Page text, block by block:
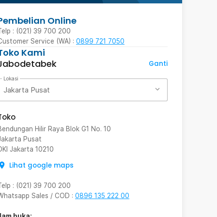
Online
: (021) 39 700 200
Service (WA) : 0899 721 7050
Kami
Ganti
Lokasi
Jakarta Pusat
Hilir Raya Blok G1 No. 10
Pusat
Jakarta 10210
Lihat google maps
: (021) 39 700 200
Sales / COD : 0896 135 222 00